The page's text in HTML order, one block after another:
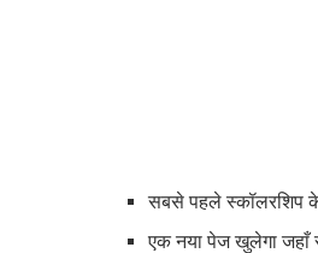
सबसे पहले स्कॉलरशिप
एक नया पेज खुलेगा जहाँ